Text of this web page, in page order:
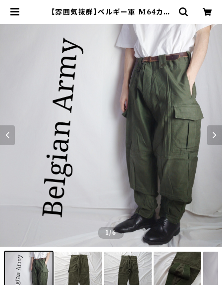
【雰囲気抜群】ベルギー軍 M64カー
| オンライン古着屋 9chord
1/6